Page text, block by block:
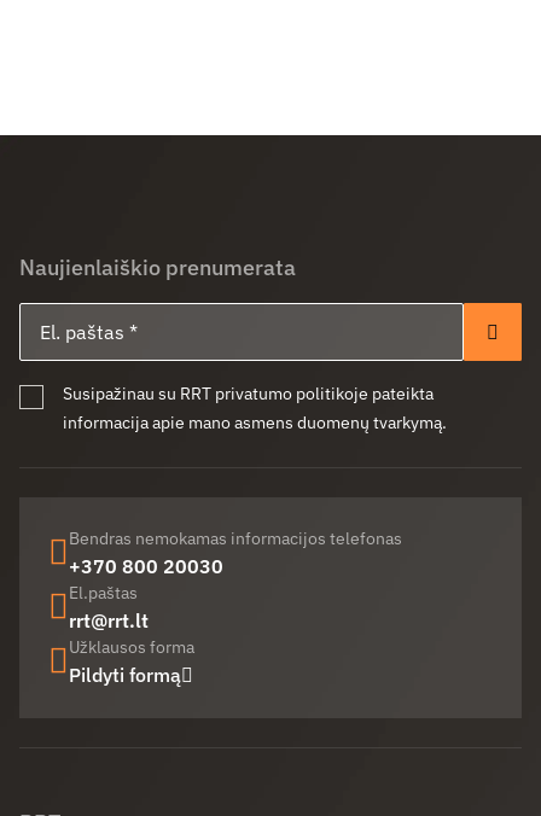
Naujienlaiškio prenumerata
Susipažinau su RRT privatumo politikoje pateikta
informacija apie mano asmens duomenų tvarkymą.
Bendras nemokamas informacijos telefonas
+370 800 20030
El.paštas
rrt@rrt.lt
Užklausos forma
Pildyti formą